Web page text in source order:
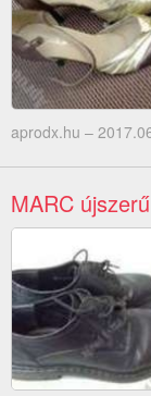
aprodx.hu –
MARC